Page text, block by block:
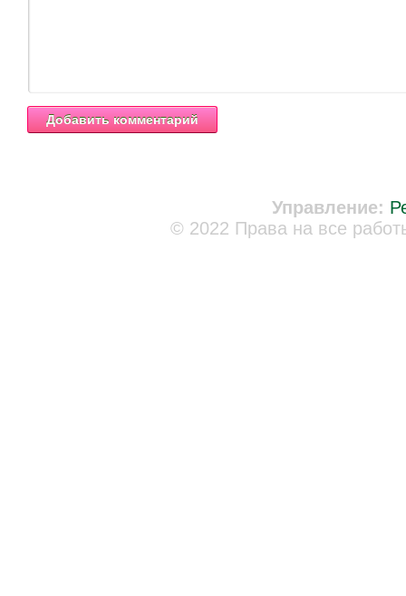
Управление:
© 2022 Права на все